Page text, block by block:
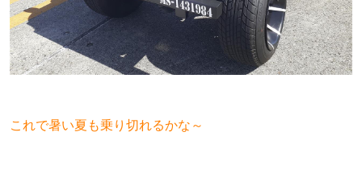
これで暑い夏も乗り切れるかな～